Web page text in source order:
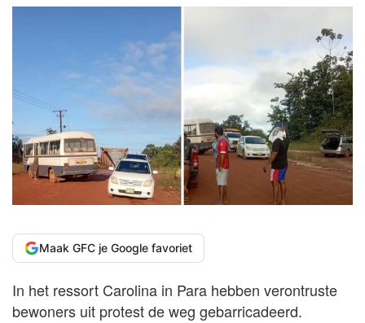
Maak GFC je Google favoriet
In het ressort Carolina in Para hebben verontruste
bewoners uit protest de weg gebarricadeerd.